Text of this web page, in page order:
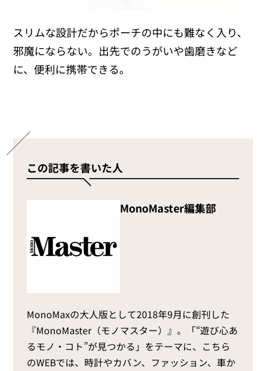
スリムな設計だからポーチの中にも難なく入り、
邪魔にならない。出先でのうがいや歯磨きなど
に、便利に携帯できる。
この記事を書いた人
MonoMaster編集部
MonoMaxの大人版として2018年9月に創刊した
『MonoMaster（モノマスター）』。「“遊び心あ
るモノ・コト”が見つかる」をテーマに、こちら
のWEBでは、時計やカバン、ファッション、車か